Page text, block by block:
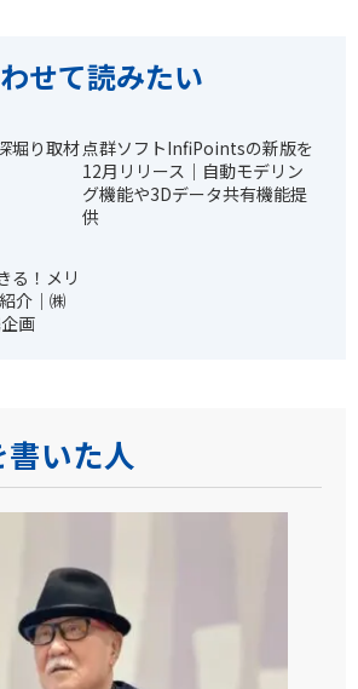
せて読みたい
堀り取材点群ソフトInfiPointsの新版を
12月リリース｜自動モデリン
グ機能や3Dデータ共有機能提
供
る！メリ
介｜㈱
画
いた人